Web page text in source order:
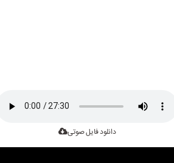
دانلود فایل صوتی